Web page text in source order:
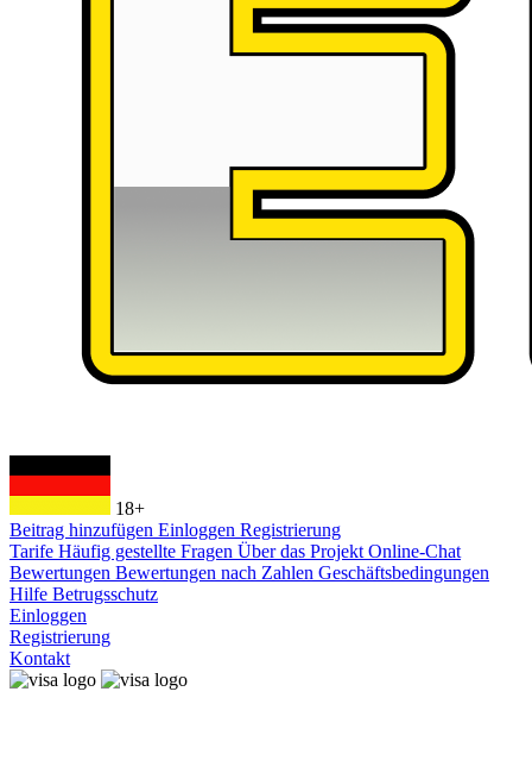
18+
Beitrag hinzufügen Einloggen Registrierung
Tarife Häufig gestellte Fragen Über das Projekt Online-Chat
Bewertungen Bewertungen nach Zahlen Geschäftsbedingungen
Hilfe Betrugsschutz
Einloggen
Registrierung
Kontakt